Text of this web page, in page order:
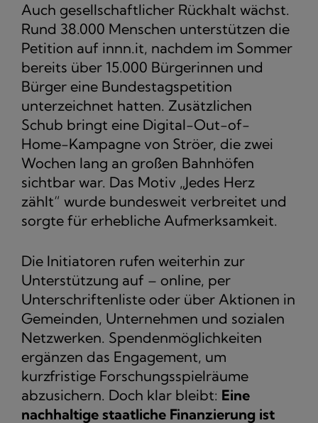
Auch gesellschaftlicher Rückhalt wächst.
Rund 38.000 Menschen unterstützen die
Petition auf innn.it, nachdem im Sommer
bereits über 15.000 Bürgerinnen und
Bürger eine Bundestagspetition
unterzeichnet hatten. Zusätzlichen
Schub bringt eine Digital-Out-of-
Home-Kampagne von Ströer, die zwei
Wochen lang an großen Bahnhöfen
sichtbar war. Das Motiv „Jedes Herz
zählt“ wurde bundesweit verbreitet und
sorgte für erhebliche Aufmerksamkeit.
Die Initiatoren rufen weiterhin zur
Unterstützung auf – online, per
Unterschriftenliste oder über Aktionen in
Gemeinden, Unternehmen und sozialen
Netzwerken. Spendenmöglichkeiten
ergänzen das Engagement, um
kurzfristige Forschungsspielräume
abzusichern. Doch klar bleibt: Eine
nachhaltige staatliche Finanzierung ist